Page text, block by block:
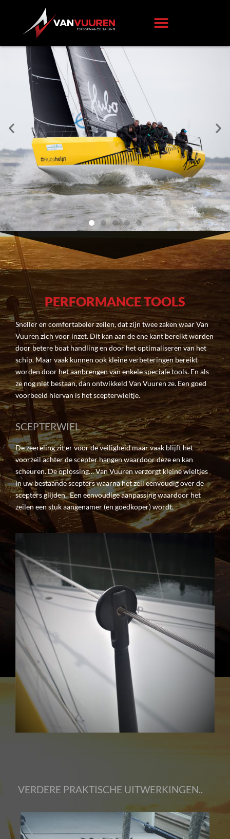
PERFORMANCE TOOLS
Sneller en comfortabeler zeilen, dat zijn twee zaken waar Van
Vuuren zich voor inzet. Dit kan aan de ene kant bereikt worden
door betere boat handling en door het optimaliseren van het
schip. Maar vaak kunnen ook kleine verbeteringen bereikt
worden door het aanbrengen van enkele speciale tools. En als
ze nog niet bestaan, dan ontwikkeld Van Vuuren ze. Een goed
voorbeeld hiervan is het scepterwieltje.
SCEPTERWIEL
De zeereling zit er voor de veiligheid maar vaak blijft het
voorzeil achter de scepter hangen waardoor deze en kan
scheuren. De oplossing… Van Vuuren verzorgt kleine wieltjes
in uw bestaande scepters waarna het zeil eenvoudig over de
scepters glijden. Een eenvoudige aanpassing waardoor het
zeilen een stuk aangenamer (en goedkoper) wordt.
VERDERE PRAKTISCHE UITWERKINGEN..